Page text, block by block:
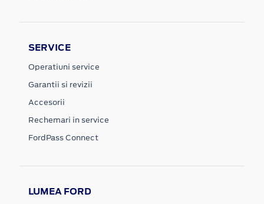
SERVICE
Operatiuni service
Garantii si revizii
Accesorii
Rechemari in service
FordPass Connect
LUMEA FORD